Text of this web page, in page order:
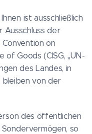
ist ausschließlich
Ausschluss der
on
Goods (CISG, „UN-
des Landes, in
bleiben von der
des öffentlichen
so